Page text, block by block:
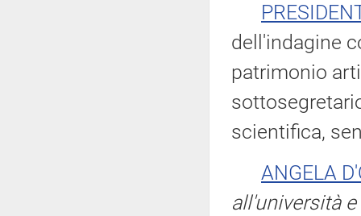
dell'indagine
patrimonio
scientifica,
ANGELA
all'università